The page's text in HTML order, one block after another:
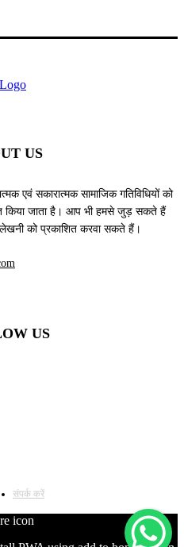
US
एवं सकारात्मक सामाजिक गतिविधियों को
किया जाता है। आप भी हमसे जुड़ सकते हैं
को प्रकाशित करवा सकते हैं।
US
संपर्क करें